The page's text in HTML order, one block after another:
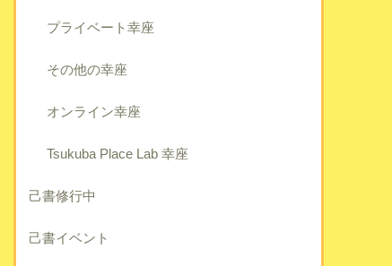
プライベート幸座
その他の幸座
オンライン幸座
Tsukuba Place Lab 幸座
己書修行中
己書イベント